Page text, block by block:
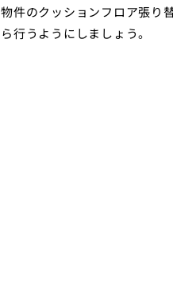
物件のクッションフロア張り
ら行うようにしましょう。